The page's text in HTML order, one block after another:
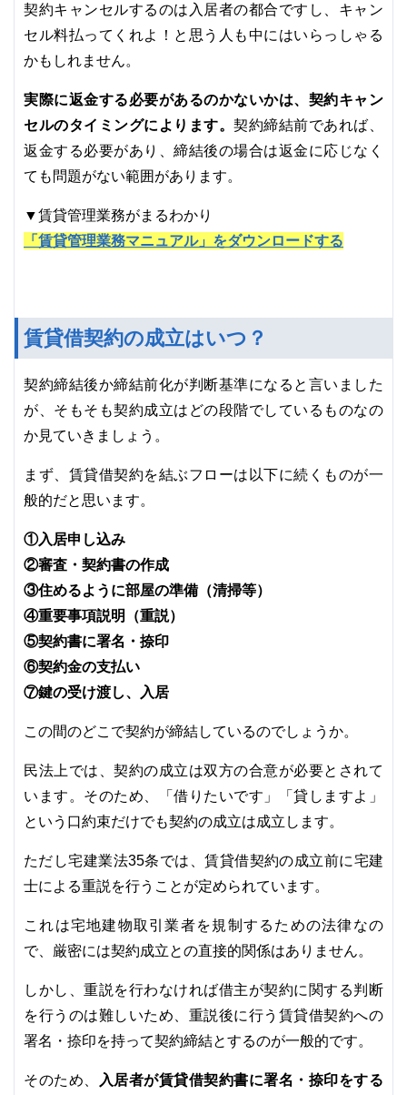
契約キャンセルするのは入居者の都合ですし、キャン
セル料払ってくれよ！と思う人も中にはいらっしゃる
かもしれません。
実際に返金する必要があるのかないかは、契約キャン
セルのタイミングによります。契約締結前であれば、
返金する必要があり、締結後の場合は返金に応じなく
ても問題がない範囲があります。
▼賃貸管理業務がまるわかり
「賃貸管理業務マニュアル」をダウンロードする
賃貸借契約の成立はいつ？
契約締結後か締結前化が判断基準になると言いました
が、そもそも契約成立はどの段階でしているものなの
か見ていきましょう。
まず、賃貸借契約を結ぶフローは以下に続くものが一
般的だと思います。
①入居申し込み
②審査・契約書の作成
③住めるように部屋の準備（清掃等）
④重要事項説明（重説）
⑤契約書に署名・捺印
⑥契約金の支払い
⑦鍵の受け渡し、入居
この間のどこで契約が締結しているのでしょうか。
民法上では、契約の成立は双方の合意が必要とされて
います。そのため、「借りたいです」「貸しますよ」
という口約束だけでも契約の成立は成立します。
ただし宅建業法35条では、賃貸借契約の成立前に宅建
士による重説を行うことが定められています。
これは宅地建物取引業者を規制するための法律なの
で、厳密には契約成立との直接的関係はありません。
しかし、重説を行わなければ借主が契約に関する判断
を行うのは難しいため、重説後に行う賃貸借契約への
署名・捺印を持って契約締結とするのが一般的です。
そのため、 入居者が賃貸借契約書に署名・捺印をする